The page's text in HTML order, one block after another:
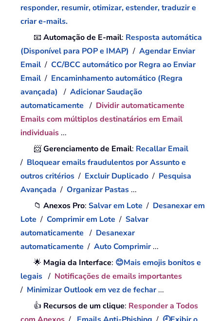
responder, resumir, otimizar, estender, traduzir e
criar e-mails.
📧Automação de E-mail: Resposta automática
(Disponível para POP e IMAP) /Agendar Enviar
Email /CC/BCC automático por Regra ao Enviar
Email / Encaminhamento automático (Regra
avançada) /Adicionar Saudação
automaticamente / Dividir automaticamente
Emails com múltiplos destinatários em Email
individuais ...
📨Gerenciamento de Email: Recallar Email
/ Bloquear emails fraudulentos por Assunto e
outros critérios / Excluir Duplicado / Pesquisa
Avançada /Organizar Pastas ...
📁Anexos Pro:Salvar em Lote / Desanexar em
Lote /Comprimir em Lote /Salvar
automaticamente / Desanexar
automaticamente /Auto Comprimir...
🌟 Magia da Interface: 😊Mais emojis bonitos e
legais / Notificações de emails importantes
/ Minimizar Outlook em vez de fechar...
👍 Recursos de um clique: Responder a Todos